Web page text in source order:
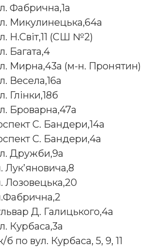
Фабрична,1а
Микулинецька,64а
H.Свiт,11 (СШ №2)
Багата,4
Мирна,43а (м-н. Пронятин)
Весела,16а
Глінки,18б
Броварна,47а
С. Бандери,14а
С. Бандери,4а
Дружби,9а
Лук’яновича,8
Лозовецька,20
Д. Галицького,4а
Курбаса,3а
б по вул. Курбаса, 5, 9, 11